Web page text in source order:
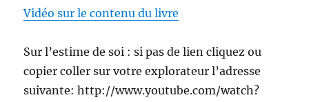
Vidéo sur le contenu du livre
Sur l’estime de soi : si pas de lien cliquez ou
copier coller sur votre explorateur l’adresse
suivante: http://www.youtube.com/watch?